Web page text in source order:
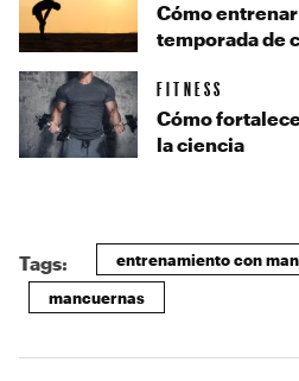
Cómo
temporada de
FITNESS
Cómo
la ciencia
Tags: entrenamiento con
mancuernas